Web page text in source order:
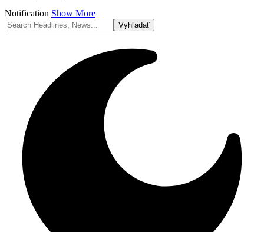
Notification Show More